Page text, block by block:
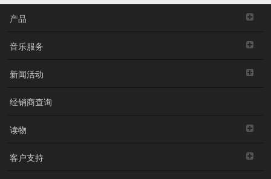
产品
音乐服务
新闻活动
经销商查询
读物
客户支持